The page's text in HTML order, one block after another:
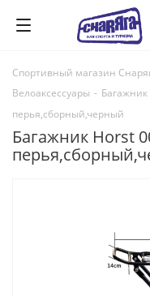
Спортивный магазин
Велоаксессуары -
перья,сборный,черный
Багажник Horst